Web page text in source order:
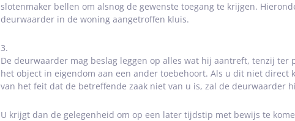
slotenmaker bellen om alsnog de gewenste toegang te krijgen.
deurwaarder in de woning aangetroffen kluis.
3.
De deurwaarder mag beslag leggen op alles wat hij aantreft, tenzij
het object in eigendom aan een ander toebehoort. Als u dit niet direct
van het feit dat de betreffende zaak niet van u is, zal de deurwaarder
U krijgt dan de gelegenheid om op een later tijdstip met bewijs te